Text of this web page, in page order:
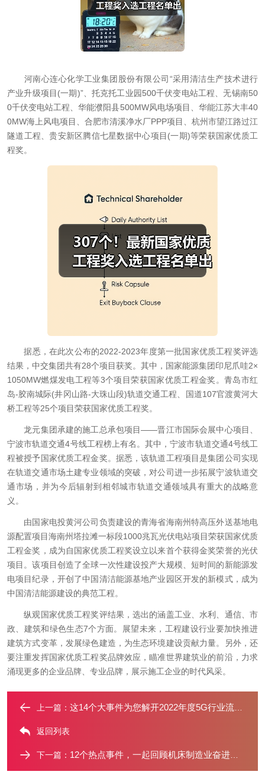
河南心连心化学工业集团股份有限公司“采用清洁生产技术进行
产业升级项目(一期)”、托克托工业园500千伏变电站工程、无锡南50
0千伏变电站工程、华能濮阳县500MW风电场项目、华能江苏大丰40
0MW海上风电项目、合肥市清溪净水厂PPP项目、杭州市望江路过江
隧道工程、贵安新区腾信七星数据中心项目(一期)等荣获国家优质工
程奖。
据悉，在此次公布的2022-2023年度第一批国家优质工程奖评选
结果，中交集团共有28个项目获奖。其中，国家能源集团印尼爪哇2×
1050MW燃煤发电工程等3个项目荣获国家优质工程金奖。青岛市红
岛-胶南城际(井冈山路-大珠山段)轨道交通工程、国道107官渡黄河大
桥工程等25个项目荣获国家优质工程奖。
龙元集团承建的施工总承包项目——晋江市国际会展中心项目、
宁波市轨道交通4号线工程榜上有名。其中，宁波市轨道交通4号线工
程被授予国家优质工程金奖。据悉，该轨道工程项目是集团公司实现
在轨道交通市场土建专业领域的突破，对公司进一步拓展宁波轨道交
通市场，并为今后辐射到相邻城市轨道交通领域具有重大的战略意
义。
由国家电投黄河公司负责建设的青海省海南州特高压外送基地电
源配置项目海南州塔拉滩一标段1000兆瓦光伏电站项目荣获国家优质
工程金奖，成为自国家优质工程奖设立以来首个获得金奖荣誉的光伏
项目。该项目创造了全球一次性建设投产大规模、短时间的新能源发
电项目纪录，开创了中国清洁能源基地产业园区开发的新模式，成为
中国清洁能源建设的典范工程。
纵观国家优质工程奖评结果，选出的涵盖工业、水利、通信、市
政、建筑和绿色生态7个方面。展望未来，工程建设行业要加快推进
建筑方式变革，发展绿色建造，为生态环境建设贡献力量。另外，还
要注重发挥国家优质工程奖品牌效应，瞄准世界建筑业的前沿，力求
涌现更多的企业品牌、专业品牌，展示施工企业的时代风采。
上一篇： 这14个大事件为您解开2022年度5G行业流行密码！
返回列表
下一篇： 12个热点事件，一起回顾机床制造业奋进的2022